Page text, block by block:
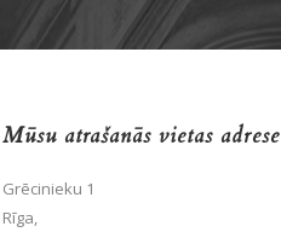
Mūsu atrašanās vietas adrese
Grēcinieku 1
Rīga,